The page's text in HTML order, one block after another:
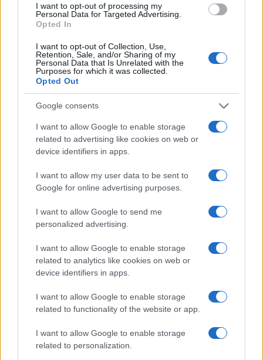
I want to opt-out of processing my
Personal Data for Targeted Advertising.
Opted In
I want to opt-out of Collection, Use,
Retention, Sale, and/or Sharing of my
Personal Data that Is Unrelated with the
Purposes for which it was collected.
Opted Out
Google consents
I want to allow Google to enable storage
related to advertising like cookies on web or
device identifiers in apps.
I want to allow my user data to be sent to
Google for online advertising purposes.
I want to allow Google to send me
personalized advertising.
I want to allow Google to enable storage
related to analytics like cookies on web or
device identifiers in apps.
I want to allow Google to enable storage
related to functionality of the website or app.
I want to allow Google to enable storage
related to personalization.
Guía completa para crear y gestionar wallets de
criptomonedas
Diego Martín · 30 Jun 2026
HOW TO
Cómo configurar firmas claras en Ethereum paso a paso
HOW TO